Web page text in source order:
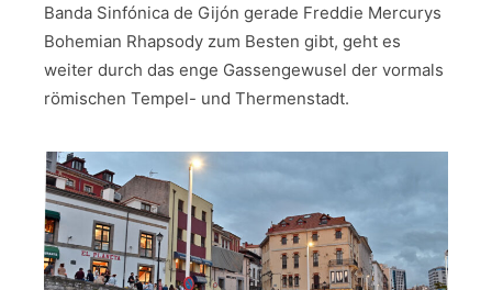
Banda Sinfónica de Gijón gerade Freddie Mercurys
Bohemian Rhapsody zum Besten gibt, geht es
weiter durch das enge Gassengewusel der vormals
römischen Tempel- und Thermenstadt.